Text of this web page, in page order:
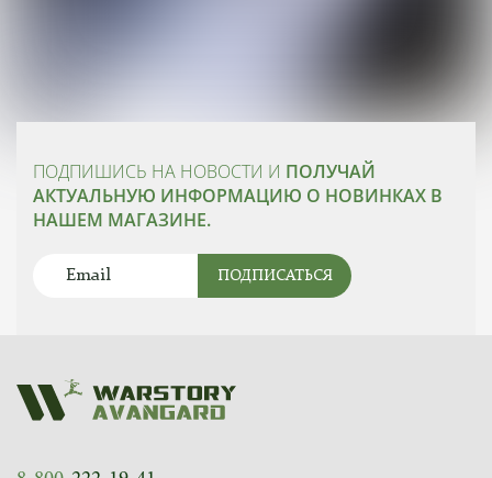
ПОДПИШИСЬ НА НОВОСТИ И ПОЛУЧАЙ
АКТУАЛЬНУЮ ИНФОРМАЦИЮ О НОВИНКАХ В
НАШЕМ МАГАЗИНЕ.
ПОДПИСАТЬСЯ